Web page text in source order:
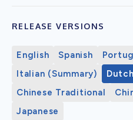
RELEASE VERSIONS
English Spanish
Italian (Summary)
Chinese Traditional
Japanese